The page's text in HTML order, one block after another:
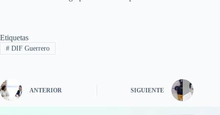
Etiquetas
#DIF Guerrero
ANTERIOR SIGUIENTE